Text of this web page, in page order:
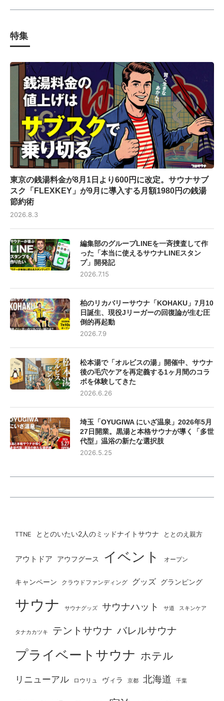
特集
東京の銭湯料金が8月1日より600円に改定。サウナサブ
スク「FLEXKEY」が9月に導入する月額1980円の銭湯
節約術
2026.8.3
編集部のグループLINEを一斉捜査して作
った「本当に使えるサウナLINEスタン
プ」開発記
2026.7.15
柏のリカバリーサウナ「KOHAKU」7月10
日誕生、現役Jリーガーの回復論が生む圧
倒的再起動
2026.7.9
松本湯で「オルビスの湯」開催中、サウナ
後の毛穴ケアを再定義する1ヶ月間のコラ
ボを体験してきた
2026.6.26
埼玉「OYUGIWA にいざ温泉」2026年5月
27日開業。黒湯と本格サウナが導く「多世
代型」温浴の新たな選択肢
2026.5.25
TTNE ととのいたい2人のミッドナイトサウナ ととのえ親方
アウトドア アウフグース イベント オープン
キャンペーン クラウドファンディング グッズ グランピング
サウナ サウナグッズ サウナハット サ道 スキンケア
タナカカツキ テントサウナ バレルサウナ
プライベートサウナ ホテル
リニューアル ロウリュ ヴィラ 京都 北海道 千葉